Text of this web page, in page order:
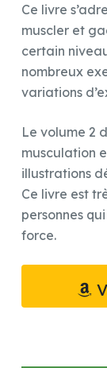
Ce livre
muscler et
certain
nombreux
variations
Le volume 2
musculation
illustrations
Ce livre est
personnes
force.